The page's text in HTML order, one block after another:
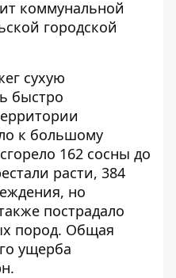
коммунальной
городской
сухую
быстро
к большому
162 сосны до
расти, 384
но
пострадало
пород. Общая
ущерба